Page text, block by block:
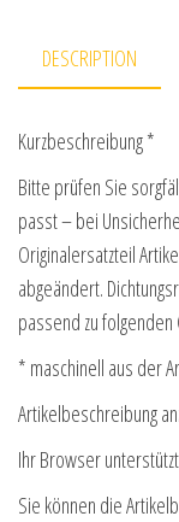
DESCRIPTION
Kurzbeschreibung *
Bitte prüfen Sie
passt – bei
Originalersatzteil
abgeändert.
passend zu
* maschinell aus der
Artikelbeschreibung
Ihr Browser
Sie können die